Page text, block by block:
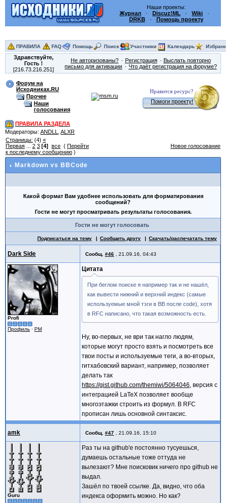
Наши проекты:
Журнал · Discuz!ML · Wiki ·
DRKB· Помощь проекту
ПРАВИЛА FAQ Помощь Поиск Участники Календарь
Здравствуйте,
Гость!
[216.73.216.251]
Не авторизованы? Регистрация
Выслать повторно
письмо для активации
Что даёт регистрация на форуме?
Форум на
Исходниках.RU
Прочее
Наши
голосования
Нравится ресурс?
Помоги проекту!
ПРАВИЛА РАЗДЕЛА
Модераторы: ANDLL
ALXR
Страницы: (4) «
Первая
2 3 [4] все ( Перейти
к последнему сообщению )
Новое голосование
Markdown vs BBCode
Какой формат Вам удобнее использовать для форматирования
сообщений?
Гости не могут просматривать результаты голосования.
Гости не могут голосовать
Подписаться на тему Сообщить другу Скачать/распечатать тему
Dark Side Сообщ. #46 21.09.16, 04:43
Profi
Профиль · PM
Цитата
При беглом поиске я например так и не нашёл,
как вывести нижний и верхний индекс (самые
используемые мной тэги в BB после code), хотя
в RFC написано, что такая возможность есть.
Ну, во-первых, не ври так нагло людям,
которые могут просто взять и посмотреть все
твои посты и используемые теги, а во-вторых,
гитхабовский вариант, например, позволяет
делать так
https://gist.github.com/themiwi/5064046, версия с
интеграцией LaTeX позволяет вообще
многоэтажки строить из формул. В RFC
прописан лишь основной синтаксис.
amk Сообщ. #47 21.09.16, 15:10
Guru
Раз ты на github'е постоянно тусуешься,
думаешь остальные тоже оттуда не
вылезают? Мне поисковик ничего про github не
выдал.
Зашёл по твоей ссылке. Да, видно, что оба
индекса оформить можно. Но как?